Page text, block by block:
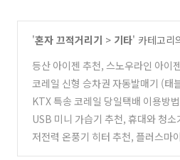
'혼자 끄적거리기 > 기타' 카테고리
등산 아이젠 추천, 스노우라인 아이
울 한라산 등산 후기
(6)
코레일 신형 승차권 자동발매기 (태
발권기) 이용 방법 및 설치된 역
(6)
KTX 특송 코레일 당일택배 이용방
롯한 각 역별 영업시간 및 요금
(12)
USB 미니 가습기 추천, 휴대와 청소
제트 RX-8520 구입 후기
(6)
저전력 온풍기 히터 추천, 플러스마